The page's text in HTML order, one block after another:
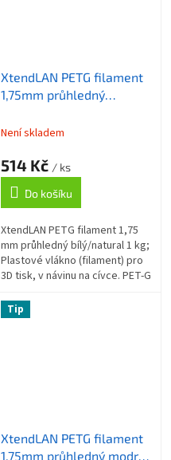
XtendLAN PETG filament
1,75mm průhledný
Není skladem
514 Kč / ks
Do košíku
XtendLAN PETG filament 1,75
mm průhledný bílý/natural 1 kg;
Plastové vlákno (filament) pro
3D tisk, v návinu na cívce. PET-G
modifikovaný) je...
Tip
XtendLAN PETG filament
1,75mm průhledný modrý